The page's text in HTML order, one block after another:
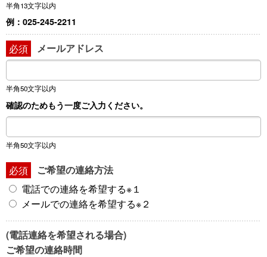
半角13文字以内
例：025-245-2211
必須 メールアドレス
半角50文字以内
確認のためもう一度ご入力ください。
半角50文字以内
必須 ご希望の連絡方法
電話での連絡を希望する※１
メールでの連絡を希望する※２
(電話連絡を希望される場合)
ご希望の連絡時間